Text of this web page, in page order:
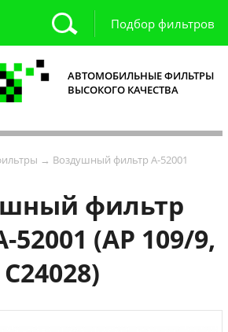
Подбор фильтров
АВТОМОБИЛЬНЫЕ ФИЛЬТРЫ
ВЫСОКОГО КАЧЕСТВА
→ Воздушный фильтр A-52001
фильтр
52001 (AP 109/9,
C24028)